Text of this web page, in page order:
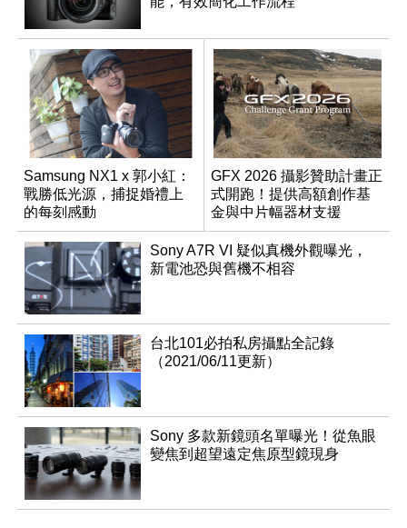
Samsung NX1 x 郭小紅：
戰勝低光源，捕捉婚禮上
的每刻感動
GFX 2026 攝影贊助計畫正
式開跑！提供高額創作基
金與中片幅器材支援
Sony A7R VI 疑似真機外觀曝光，
新電池恐與舊機不相容
台北101必拍私房攝點全記錄
（2021/06/11更新）
Sony 多款新鏡頭名單曝光！從魚眼
變焦到超望遠定焦原型鏡現身